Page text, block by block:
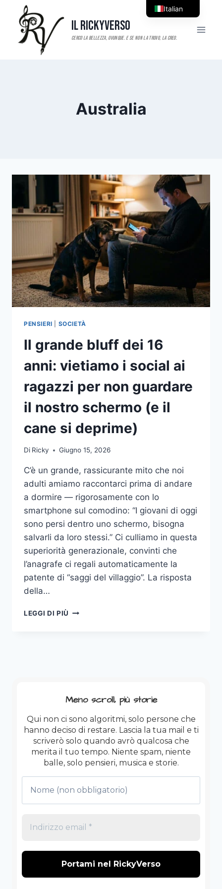
contenuto
Il RickyVerso
Australia
PENSIERI SOCIETÀ
Il grande bluff dei 16
anni: vietiamo i social ai
ragazzi per non guardare
il nostro schermo (e il
cane si deprime)
Di Ricky Giugno 15, 2026
C’è un grande, rassicurante mito che noi
adulti amiamo raccontarci prima di andare
a dormire — rigorosamente con lo
smartphone sul comodino: “I giovani di oggi
sono persi dentro uno schermo, bisogna
salvarli da loro stessi.” Ci culliamo in questa
superiorità generazionale, convinti che
l’anagrafe ci regali automaticamente la
patente di “saggi del villaggio”. La risposta
della…
LEGGI DI PIÙ
AI
RAGAZZI
PER
NON
GUARDARE
IL
NOSTRO
SCHERMO
(E
DEPRIME)
Meno scroll, più storie
Qui non ci sono algoritmi, solo persone che
hanno deciso di restare. Lascia la tua mail e ti
scriverò solo quando avrò qualcosa che
merita il tuo tempo. Niente spam, niente
balle, solo pensieri, musica e storie.
Italian